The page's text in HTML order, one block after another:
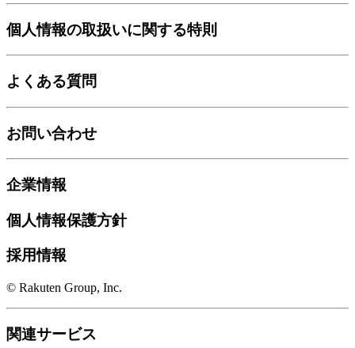
個人情報の取扱いに関する特則
よくある質問
お問い合わせ
企業情報
個人情報保護方針
採用情報
© Rakuten Group, Inc.
関連サービス